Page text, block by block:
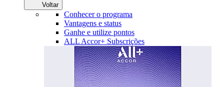
Voltar
Conhecer o programa
Vantagens e status
Ganhe e utilize pontos
ALL Accor+ Subscrições